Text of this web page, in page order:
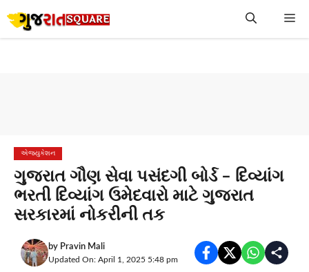
to
એજ્યુકેશન
ગુજરાત ગૌણ સેવા પસંદગી બોર્ડ – દિવ્યાંગ
ભરતી દિવ્યાંગ ઉમેદવારો માટે ગુજરાત
સરકારમાં નોકરીની તક
by Pravin Mali
Updated On: April 1, 2025 5:48 pm